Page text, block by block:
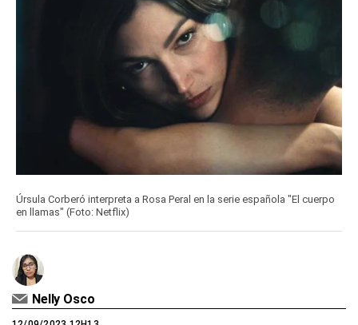
Úrsula Corberó interpreta a Rosa Peral en la serie española "El cuerpo
en llamas" (Foto: Netflix)
Nelly Osco